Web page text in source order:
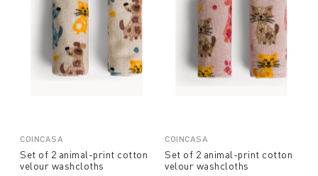
COINCASA
Set of 2 animal-print cotton
velour washcloths
COINCASA
Set of 2 animal-print cotton
velour washcloths